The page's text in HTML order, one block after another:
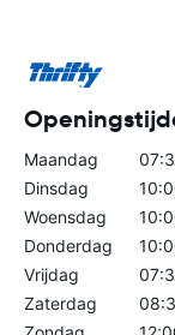
Maandag
Dinsdag
Woensdag
Donderdag
Vrijdag
Zaterdag